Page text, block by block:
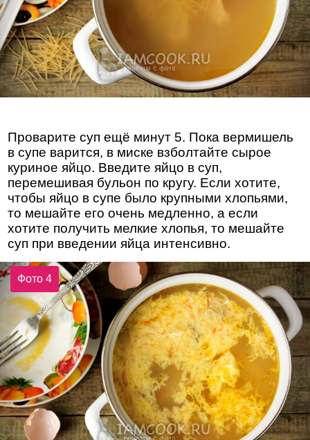
Проварите суп ещё минут 5. Пока вермишель
в супе варится, в миске взболтайте сырое
куриное яйцо. Введите яйцо в суп,
перемешивая бульон по кругу. Если хотите,
чтобы яйцо в супе было крупными хлопьями,
то мешайте его очень медленно, а если
хотите получить мелкие хлопья, то мешайте
суп при введении яйца интенсивно.
Фото 4